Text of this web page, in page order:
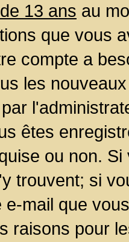
13 ans au
que vous
compte a
les
êtes
ou non.
trouvent; si
mail que
raisons pour